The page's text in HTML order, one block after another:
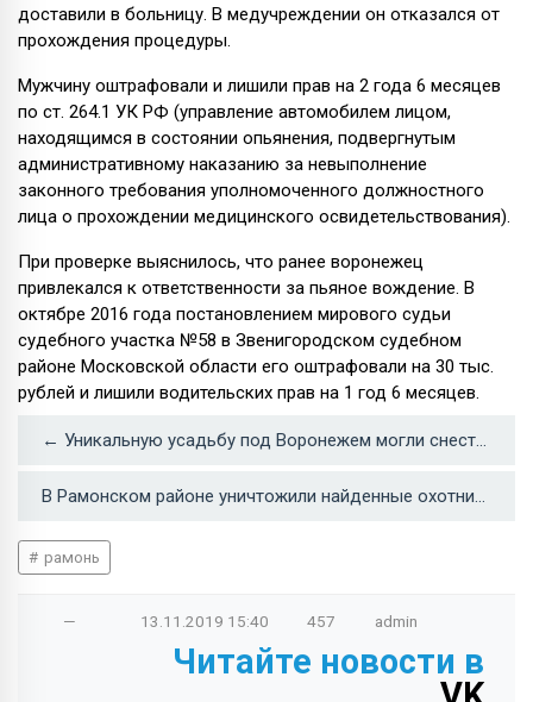
доставили в больницу. В медучреждении он отказался от
прохождения процедуры.
Мужчину оштрафовали и лишили прав на 2 года 6 месяцев
по ст. 264.1 УК РФ (управление автомобилем лицом,
находящимся в состоянии опьянения, подвергнутым
административному наказанию за невыполнение
законного требования уполномоченного должностного
лица о прохождении медицинского освидетельствования).
При проверке выяснилось, что ранее воронежец
привлекался к ответственности за пьяное вождение. В
октябре 2016 года постановлением мирового судьи
судебного участка №58 в Звенигородском судебном
районе Московской области его оштрафовали на 30 тыс.
рублей и лишили водительских прав на 1 год 6 месяцев.
← Уникальную усадьбу под Воронежем могли снести по ошибке
В Рамонском районе уничтожили найденные охотником в лесу боеприпасы →
рамонь
— 13.11.2019 15:40 457 admin
Читайте новости в